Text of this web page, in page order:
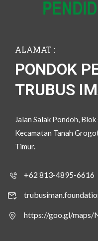
ALAMAT :
PONDOK
TRUBUS
Jalan Salak Pondoh,
Kecamatan Tanah
Timur.
+62 813-4895-6616
https://goo.gl/maps/